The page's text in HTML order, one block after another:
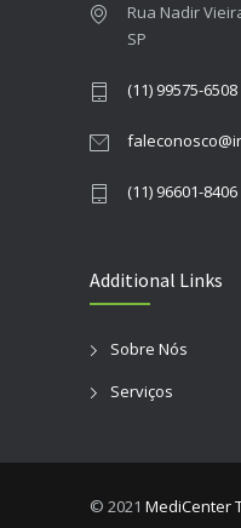
Rua Nadir
SP
(11) 99575-6508
(11) 96601-8406
Additional Links
Sobre Nós
Serviços
© 2021 MediCenter